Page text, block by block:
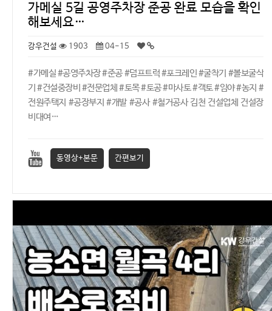
가메실 5길 공영주차장 준공 완료 모습을 확인
해보세요…
강우건설 1903 04-15
#가메실 #공영주차장 #준공 #덤프트럭 #포크레인 #굴착기 #볼보굴삭
기 #건설중장비 #전문업체 #토목 #토공 #마사토 #객토 #임야 #농지 #
전원주택지 #공장부지 #개발 #공사 #철거공사 김천 건설업체 건설장
비대여…
동영상+본문 간편보기